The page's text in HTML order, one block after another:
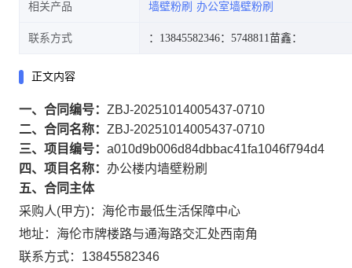
相关产品 墙壁粉刷 办公室墙壁粉刷
联系方式 ：13845582346：5748811苗鑫：
正文内容
一、合同编号： ZBJ-20251014005437-0710
二、合同名称： ZBJ-20251014005437-0710
三、项目编号： a010d9b006d84dbbac41fa1046f794d4
四、项目名称： 办公楼内墙壁粉刷
五、合同主体
采购人(甲方)：海伦市最低生活保障中心
地址：海伦市牌楼路与通海路交汇处西南角
联系方式：13845582346